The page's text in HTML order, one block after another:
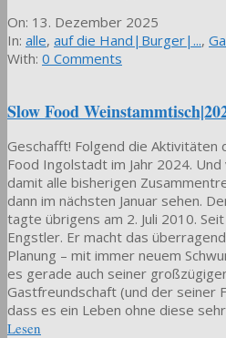
2025-
12-
13
On: 13. Dezember 2025
In: alle, auf die Hand|Burger|...,
With: 0 Comments
Slow Food
Geschafft! Folgend die Aktivitäten
Food Ingolstadt im Jahr 2024.
damit alle bisherigen
dann im nächsten Januar sehen.
tagte übrigens am 2. Juli 2010.
Engstler. Er macht das
Planung – mit immer neuem
es gerade auch seiner
Gastfreundschaft (und der seiner
dass es ein Leben ohne diese
Lesen